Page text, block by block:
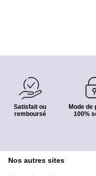
Satisfait ou
remboursé
Mode de
100%
Nos autres sites